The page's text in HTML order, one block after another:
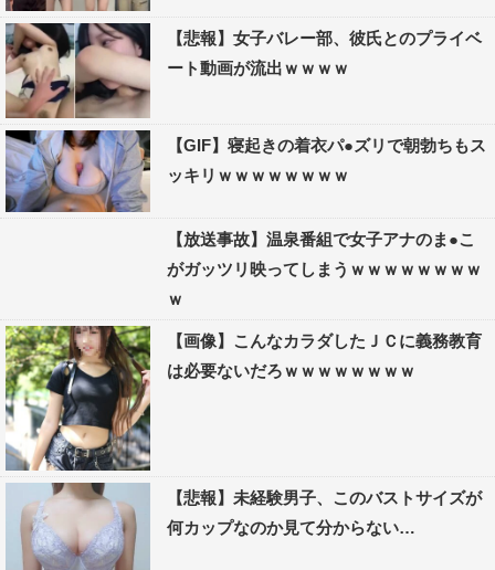
【悲報】女子バレー部、彼氏とのプライベ
ート動画が流出ｗｗｗｗ
【GIF】寝起きの着衣パ●ズリで朝勃ちもス
ッキリｗｗｗｗｗｗｗｗ
【放送事故】温泉番組で女子アナのま●こ
がガッツリ映ってしまうｗｗｗｗｗｗｗｗ
ｗ
【画像】こんなカラダしたＪＣに義務教育
は必要ないだろｗｗｗｗｗｗｗｗ
【悲報】未経験男子、このバストサイズが
何カップなのか見て分からない…